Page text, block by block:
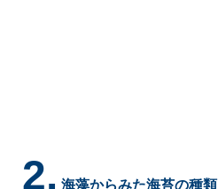
2. 海藻からみた海苔の種類